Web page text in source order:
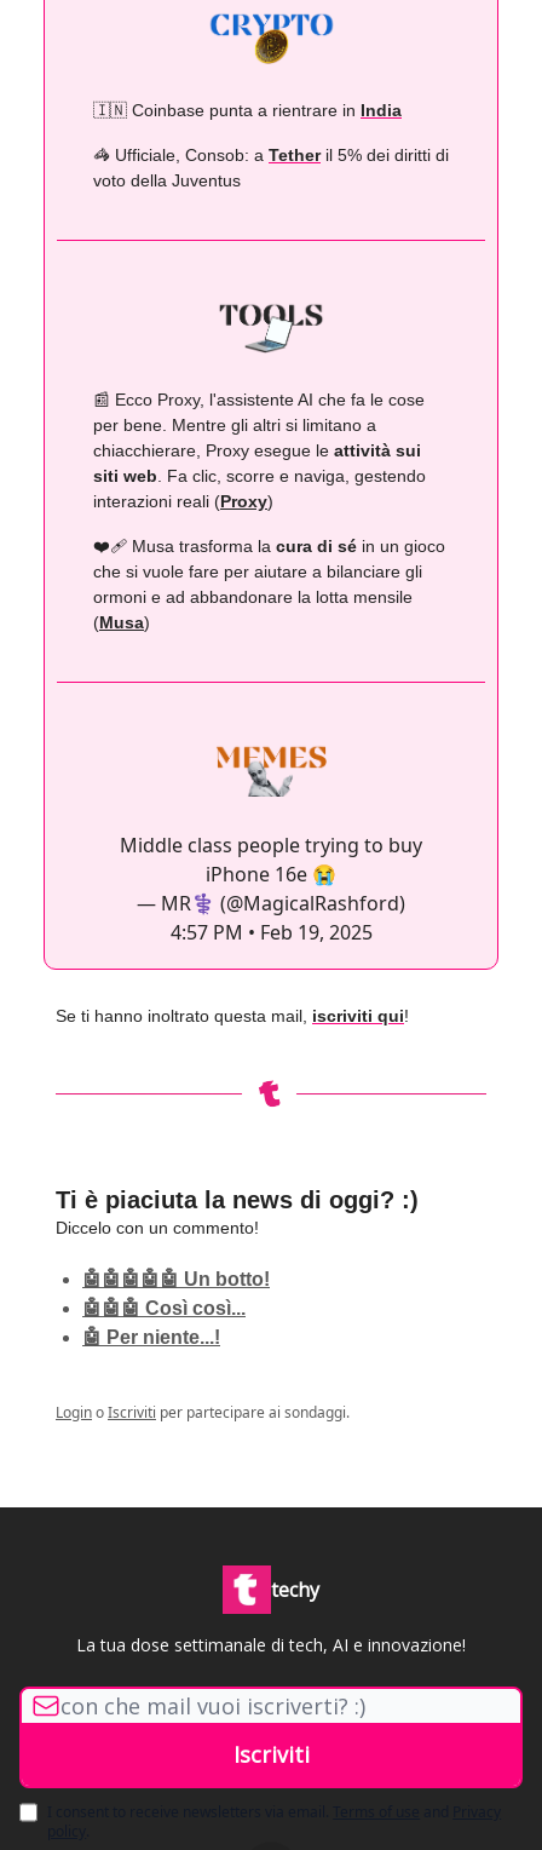
🇮🇳 Coinbase punta a rientrare in India
🦓 Ufficiale, Consob: a Tetheril 5% dei diritti di
voto della Juventus
📰 Ecco Proxy, l'assistente AI che fa le cose
per bene. Mentre gli altri si limitano a
chiacchierare, Proxy esegue le attività sui
siti web. Fa clic, scorre e naviga, gestendo
interazioni reali (Proxy)
❤️‍🩹 Musa trasforma la cura di sé in un gioco
che si vuole fare per aiutare a bilanciare gli
ormoni e ad abbandonare la lotta mensile
(Musa)
Middle class people trying to buy
iPhone 16e 😭
— MR⚕️ (@MagicalRashford)
4:57 PM • Feb 19, 2025
Se ti hanno inoltrato questa mail, iscriviti qui!
Ti è piaciuta la news di oggi? :)
Diccelo con un commento!
🤖🤖🤖🤖🤖 Un botto!
🤖🤖🤖 Così così...
🤖 Per niente...!
LoginoIscriviti per partecipare ai sondaggi.
techy
La tua dose settimanale di tech, AI e innovazione!